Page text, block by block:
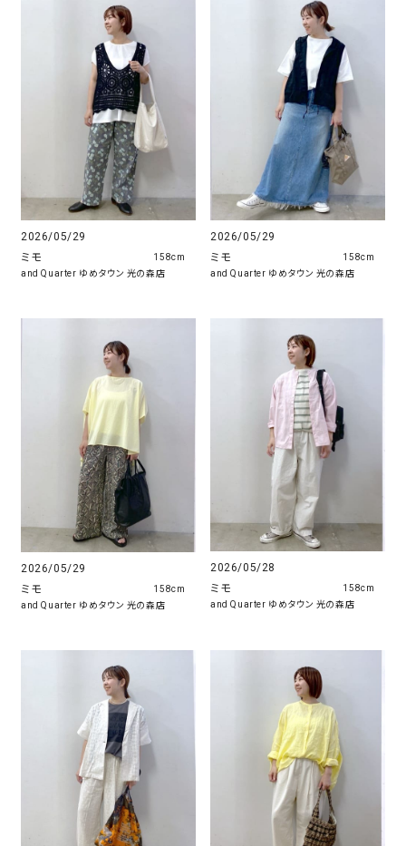
2026/05/29
ミモ
and Quarter ゆめタウン 光の森店
158cm
2026/05/29
ミモ
and Quarter ゆめタウン 光の森店
158cm
2026/05/29
ミモ
and Quarter ゆめタウン 光の森店
158cm
2026/05/28
ミモ
and Quarter ゆめタウン 光の森店
158cm